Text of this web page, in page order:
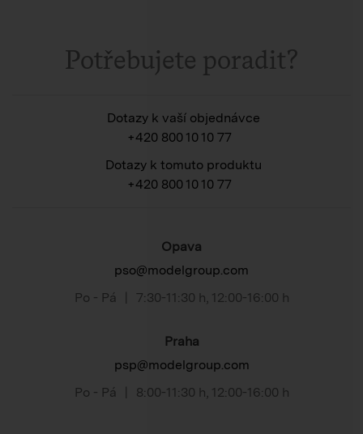
Potřebujete poradit?
Dotazy k vaší objednávce
+420 800 10 10 77
Dotazy k tomuto produktu
+420 800 10 10 77
Opava
pso@modelgroup.com
Po - Pá
7:30-11:30 h 12:00-16:00 h
Praha
psp@modelgroup.com
Po - Pá
8:00-11:30 h 12:00-16:00 h